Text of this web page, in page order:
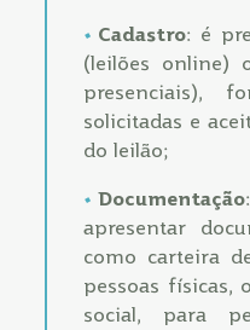
Cadastro: é
(leilões online)
presenciais),
solicitadas e
do leilão;
Documentação
apresentar
como carteira
pessoas físicas,
social, para